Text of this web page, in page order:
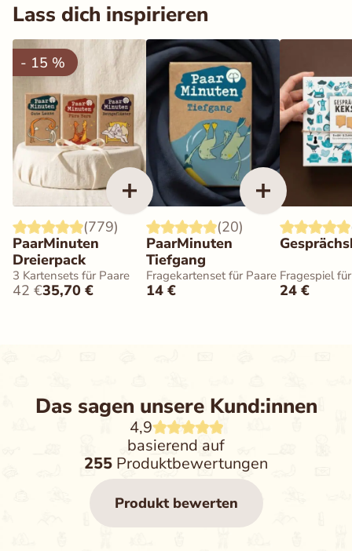
Lass dich inspirieren
- 15 %
(779)
PaarMinuten
Dreierpack
3 Kartensets für Paare
42 €35,70 €
(20)
PaarMinuten
Tiefgang
Fragekartenset für Paare
14 €
Fragespiel
24 €
Das sagen unsere Kund:innen
4,9
basierend auf
255 Produktbewertungen
Produkt bewerten